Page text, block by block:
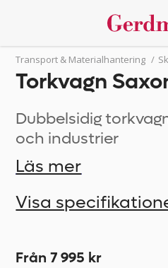
Transport & Materialhantering /
Torkvagn
Dubbelsidig
och industrier
Läs mer
Visa
Från 7 995 kr